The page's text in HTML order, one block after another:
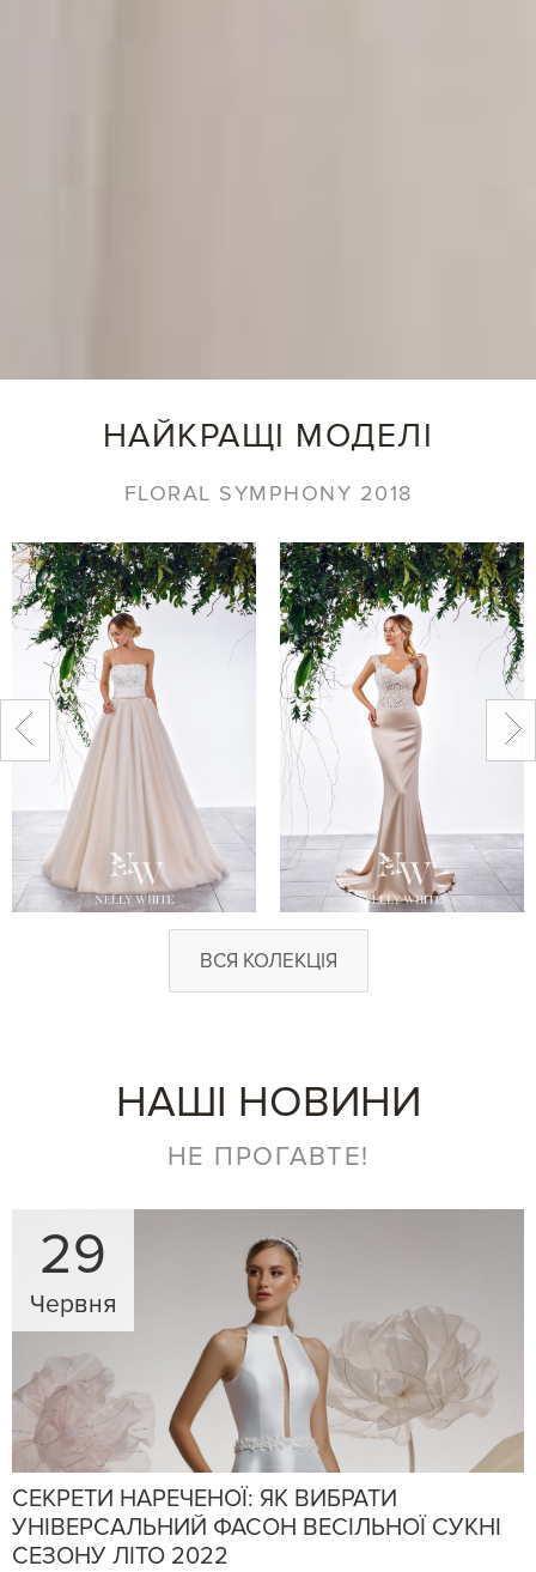
НАЙКРАЩІ МОДЕЛІ
FLORAL SYMPHONY 2018
ВСЯ КОЛЕКЦІЯ
НАШІ НОВИНИ
НЕ ПРОГАВТЕ!
29
Червня
СЕКРЕТИ НАРЕЧЕНОЇ: ЯК ВИБРАТИ
УНІВЕРСАЛЬНИЙ ФАСОН ВЕСІЛЬНОЇ СУКНІ
СЕЗОНУ ЛІТО 2022